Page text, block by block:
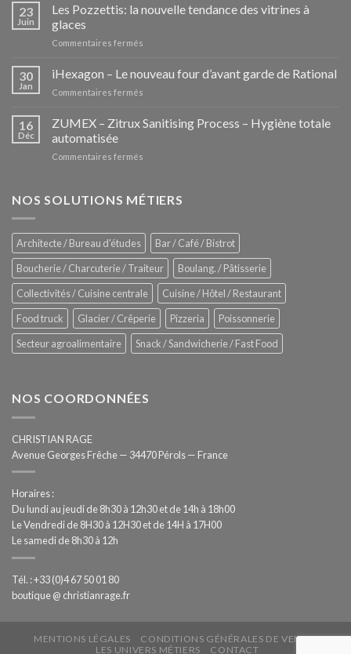
23
Juin
Les Pozzettis: la nouvelle tendance des vitrines à
glaces
Commentaires fermés
Pozzettis:
la
des
30
Jan
iHexagon – Le nouveau four d’avant garde de Rational
Commentaires fermés
–
Le
de
16
Déc
ZUMEX – Zitrux Sanitising Process – Hygiène totale
automatisée
Commentaires fermés
Zitrux
–
Hygiène
totale
automatisée
NOS SOLUTIONS MÉTIERS
Architecte / Bureau d'études
Bar / Café / Bistrot
Boucherie / Charcuterie / Traiteur
Boulang. / Pâtisserie
Collectivités / Cuisine centrale
Cuisine / Hôtel / Restaurant
Food truck
Glacier / Crêperie Pizzeria
Poissonnerie
Secteur agroalimentaire
Snack / Sandwicherie / Fast Food
NOS COORDONNÉES
CHRISTIAN RAGE
Avenue Georges Frêche — 34470 Pérols — France
Horaires :
Du lundi au jeudi de 8h30 à 12h30 et de 14h à 18h00
Le Vendredi de 8H30 à 12H30 et de 14H à 17H00
Le samedi de 8h30 à 12h
Tél. : +33 (0)4 67 50 01 80
boutique @ christianrage.fr
MENTIONS LÉGALES
CONDITIONS GÉNÉRALES DE VENTE
LES UNIVERS MÉTIERS
CONTACT